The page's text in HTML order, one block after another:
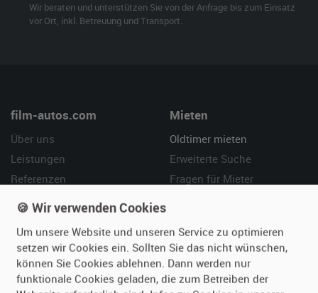
Wir beraten und unterstützen Sie von der Anfrage bis zum Einsatz
vor Ort, inkl. Betreuung und Transport.
film-autos.com
Über uns
Leistungen
Referenzen
Kundenmeinungen
Mieten
Oldtimer mieten
Erweiterte Suche
Fragen für Mieter
Vermieten
Oldtimer anmelden
Fotos senden
Hilfe
Häufige Fragen (FAQ)
So funktioniert's
🍪 Wir verwenden Cookies
Um unsere Website und unseren Service zu optimieren
setzen wir Cookies ein. Sollten Sie das nicht wünschen,
können Sie Cookies ablehnen. Dann werden nur
funktionale Cookies geladen, die zum Betreiben der